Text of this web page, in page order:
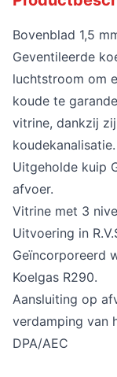
Bovenblad 1,5
Geventileerde
luchtstroom om
koude te
vitrine, dankzij
koudekanalisatie.
Uitgeholde kuip
afvoer.
Vitrine met 3
Uitvoering in
Geïncorporeerd
Koelgas R290.
Aansluiting op
verdamping van
DPA/AEC